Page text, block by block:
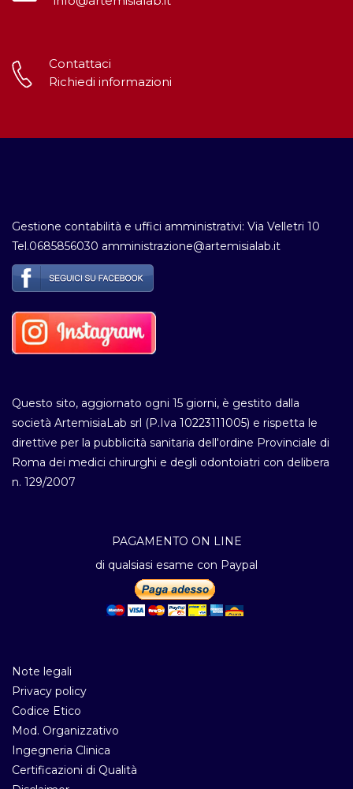
Contattaci
Richiedi informazioni
Gestione contabilità e uffici amministrativi: Via Velletri 10
Tel.0685856030 amministrazione@artemisialab.it
Questo sito, aggiornato ogni 15 giorni, è gestito dalla
società ArtemisiaLab srl (P.Iva 10223111005) e rispetta le
direttive per la pubblicità sanitaria dell'ordine Provinciale di
Roma dei medici chirurghi e degli odontoiatri con delibera
n. 129/2007
PAGAMENTO ON LINE
di qualsiasi esame con Paypal
Note legali
Privacy policy
Codice Etico
Mod. Organizzativo
Ingegneria Clinica
Certificazioni di Qualità